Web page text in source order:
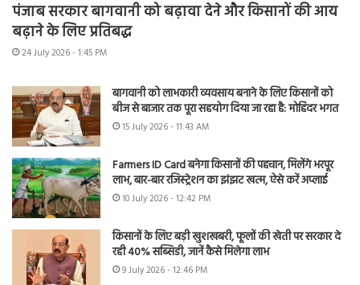
पंजाब सरकार बागवानी को बढ़ावा देने और किसानों की आय
बढ़ाने के लिए प्रतिबद्ध
24 July 2026 - 1:45 PM
बागवानी को लाभकारी व्यवसाय बनाने के लिए किसानों को
बीज से बाजार तक पूरा सहयोग दिया जा रहा है: मोहिंदर भगत
15 July 2026 - 11:43 AM
Farmers ID Card बनेगा किसानों की पहचान, मिलेंगे भरपूर
लाभ, बार-बार रजिस्ट्रेशन का झंझट खत्म, ऐसे करें अप्लाई
10 July 2026 - 12:42 PM
किसानों के लिए बड़ी खुशखबरी, फूलों की खेती पर सरकार दे
रही 40% सब्सिडी, जानें कैसे मिलेगा लाभ
9 July 2026 - 12:46 PM